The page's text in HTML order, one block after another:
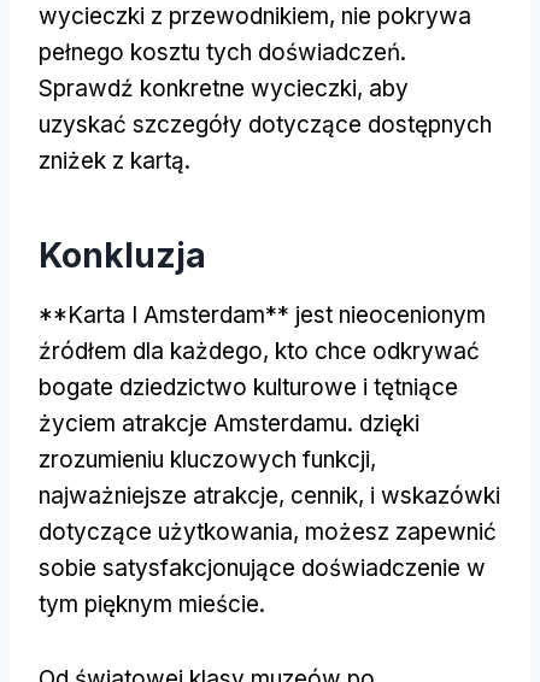
wycieczki z przewodnikiem, nie pokrywa
pełnego kosztu tych doświadczeń.
Sprawdź konkretne wycieczki, aby
uzyskać szczegóły dotyczące dostępnych
zniżek z kartą.
Konkluzja
**Karta I Amsterdam** jest nieocenionym
źródłem dla każdego, kto chce odkrywać
bogate dziedzictwo kulturowe i tętniące
życiem atrakcje Amsterdamu. dzięki
zrozumieniu kluczowych funkcji,
najważniejsze atrakcje, cennik, i wskazówki
dotyczące użytkowania, możesz zapewnić
sobie satysfakcjonujące doświadczenie w
tym pięknym mieście.